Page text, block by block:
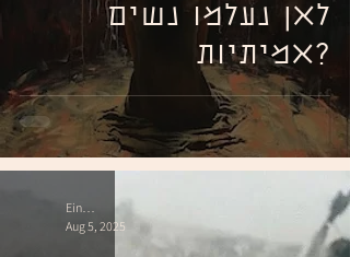
לאן נעלמו נשים
אמיתיות?
Einat Last
Aug 5, 2025